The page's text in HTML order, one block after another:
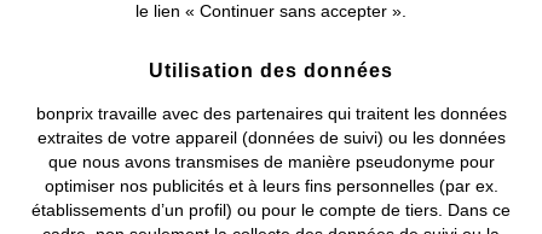
Prix indiqués TVA comprise avec en sus frais de port & de service
CGV Données personnelles Paramètres des cookies
Mentions légales Résilier le contrat
© 2026 bonprix.Tous droits réservés.
le lien « Continuer sans accepter ».
Utilisation des données
bonprix travaille avec des partenaires qui traitent les données
extraites de votre appareil (données de suivi) ou les données
que nous avons transmises de manière pseudonyme pour
optimiser nos publicités et à leurs fins personnelles (par ex.
établissements d’un profil) ou pour le compte de tiers. Dans ce